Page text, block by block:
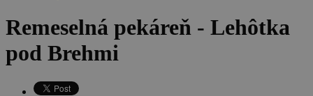
Remeselná pekáreň - Lehôtka
pod Brehmi